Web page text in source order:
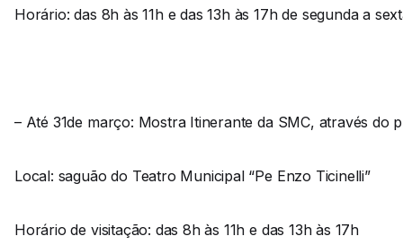
Horário: das 8h às 11h e das 13h às 17h de segunda a
– Até 31de março: Mostra Itinerante da SMC, através do
Local: saguão do Teatro Municipal “Pe Enzo Ticinelli”
Horário de visitação: das 8h às 11h e das 13h às 17h